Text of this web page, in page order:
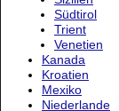
Südtirol
Trient
Venetien
Kanada
Kroatien
Mexiko
Niederlande